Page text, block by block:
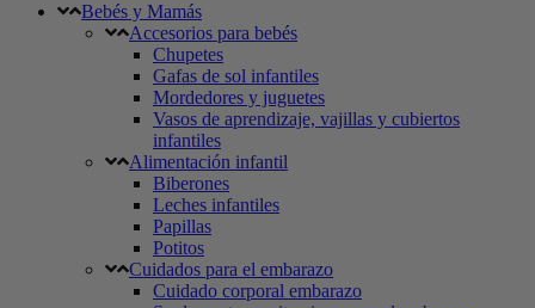
Bebés y Mamás
Accesorios para bebés
Chupetes
Gafas de sol infantiles
Mordedores y juguetes
Vasos de aprendizaje, vajillas y cubiertos
infantiles
Alimentación infantil
Biberones
Leches infantiles
Papillas
Potitos
Cuidados para el embarazo
Cuidado corporal embarazo